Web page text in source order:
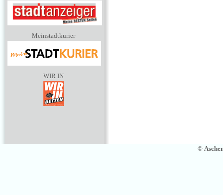
Meinstadtkurier
WIR IN
©